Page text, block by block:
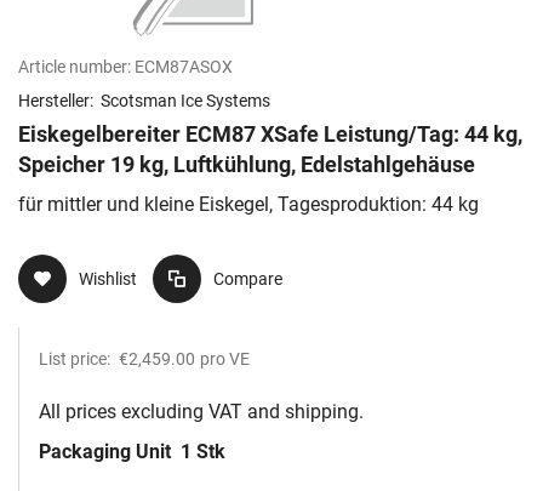
Article number: ECM87ASOX
Hersteller: Scotsman Ice Systems
Eiskegelbereiter ECM87 XSafe Leistung/Tag: 44 kg,
Speicher 19 kg, Luftkühlung, Edelstahlgehäuse
für mittler und kleine Eiskegel, Tagesproduktion: 44 kg
Wishlist Compare
List price: €2,459.00 pro VE
All prices excluding VAT and shipping.
Packaging Unit 1 Stk